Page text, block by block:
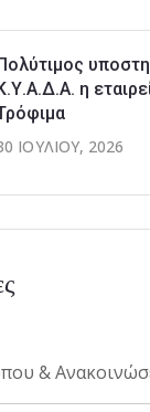
η
ΙΟΥΛΊΟΥ, 2026
&